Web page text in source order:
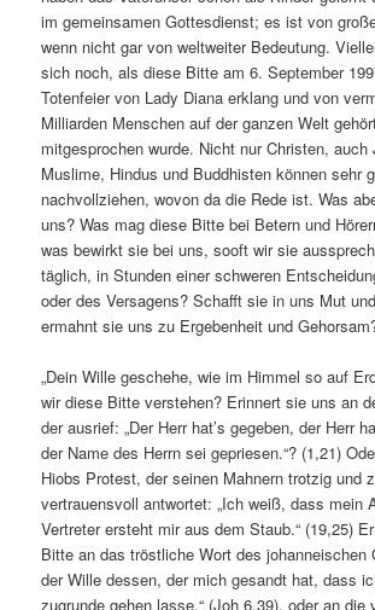
im gemeinsamen Gottesdienst; es ist von
wenn nicht gar von weltweiter Bedeutung.
sich noch, als diese Bitte am 6. September
Totenfeier von Lady Diana erklang und von
Milliarden Menschen auf der ganzen Welt
mitgesprochen wurde. Nicht nur Christen, auch
Muslime, Hindus und Buddhisten können sehr
nachvollziehen, wovon da die Rede ist. Was
uns? Was mag diese Bitte bei Betern und
was bewirkt sie bei uns, sooft wir sie
täglich, in Stunden einer schweren
oder des Versagens? Schafft sie in uns Mut
ermahnt sie uns zu Ergebenheit und
„Dein Wille geschehe, wie im Himmel so auf
wir diese Bitte verstehen? Erinnert sie uns an
der ausrief: „Der Herr hat’s gegeben, der Herr
der Name des Herrn sei gepriesen.“? (1,21)
Hiobs Protest, der seinen Mahnern trotzig und
vertrauensvoll antwortet: „Ich weiß, dass mein
Vertreter ersteht mir aus dem Staub.“ (19,25)
Bitte an das tröstliche Wort des johanneischen
der Wille dessen, der mich gesandt hat, dass
zugrunde gehen lasse.“ (Joh 6,39), oder an die